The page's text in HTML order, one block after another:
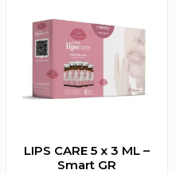
LIPS CARE 5 x 3 ML –
Smart GR